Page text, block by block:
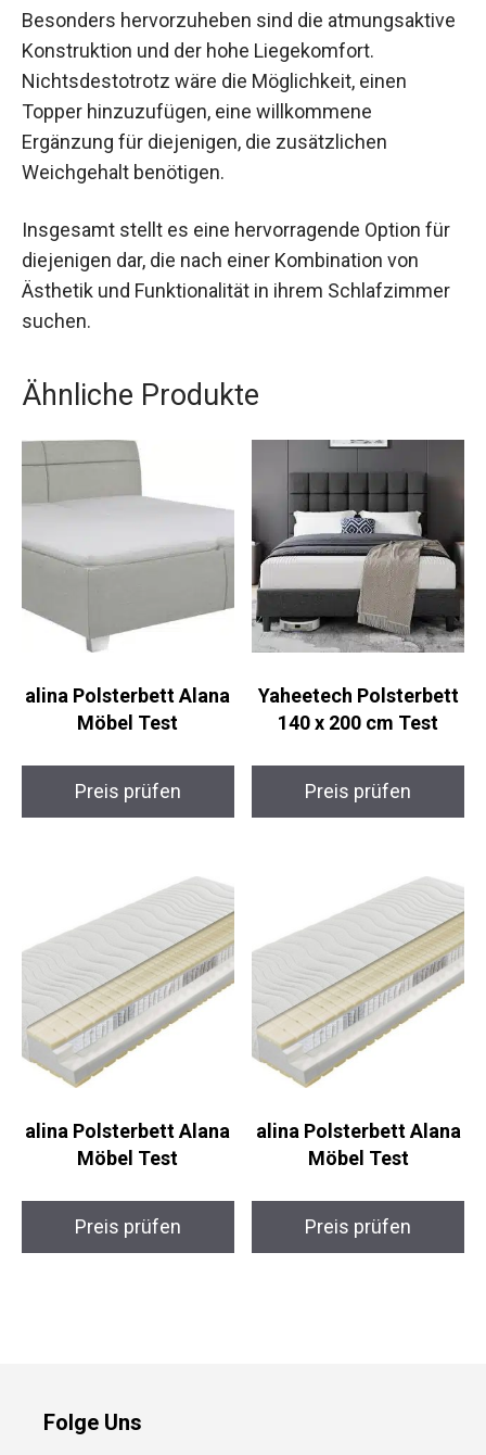
Besonders hervorzuheben sind die atmungsaktive
Konstruktion und der hohe Liegekomfort.
Nichtsdestotrotz wäre die Möglichkeit, einen
Topper hinzuzufügen, eine willkommene
Ergänzung für diejenigen, die zusätzlichen
Weichgehalt benötigen.
Insgesamt stellt es eine hervorragende Option für
diejenigen dar, die nach einer Kombination von
Ästhetik und Funktionalität in ihrem Schlafzimmer
suchen.
Ähnliche Produkte
alina Polsterbett Alana
Möbel Test
Preis prüfen
Yaheetech Polsterbett
140 x 200 cm Test
Preis prüfen
alina Polsterbett Alana
Möbel Test
Preis prüfen
alina Polsterbett Alana
Möbel Test
Preis prüfen
Folge Uns